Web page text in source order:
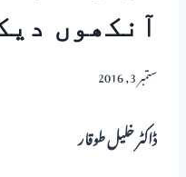
آنکھوں
ستمبر 3, 2016
ڈاکٹر خلیل طوقار